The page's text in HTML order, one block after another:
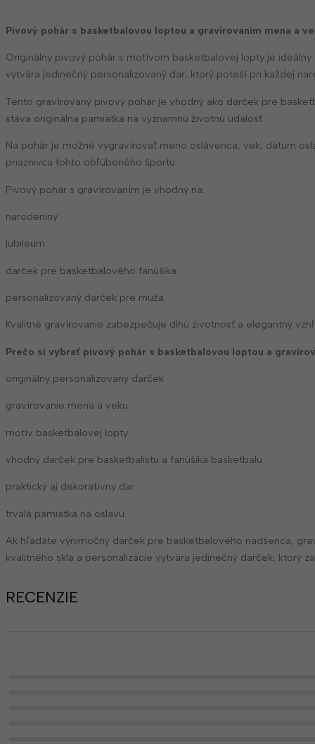
Pivový pohár s basketbalovou loptou a gravírovaním mena a
Originálny pivový pohár s motívom basketbalovej lopty je
vytvára jedinečný personalizovaný dar, ktorý poteší pri každej
Tento gravírovaný pivový pohár je vhodný ako darček pre
stáva originálna pamiatka na významnú životnú udalosť.
Na pohár je možné vygravírovať meno oslávenca, vek, dátum
priaznivca tohto obľúbeného športu.
Pivový pohár s gravírovaním je vhodný na:
narodeniny
jubileum
darček pre basketbalového fanúšika
personalizovaný darček pre muža
Kvalitné gravírovanie zabezpečuje dlhú životnosť a elegantný
Prečo si vybrať pivový pohár s basketbalovou loptou a
originálny personalizovaný darček
gravírovanie mena a veku
motív basketbalovej lopty
vhodný darček pre basketbalistu a fanúšika basketbalu
praktický aj dekoratívny dar
trvalá pamiatka na oslavu
Ak hľadáte výnimočný darček pre basketbalového nadšenca,
kvalitného skla a personalizácie vytvára jedinečný darček, ktorý
RECENZIE